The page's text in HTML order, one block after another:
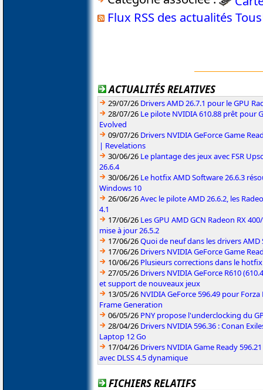
Flux RSS des actualités
ACTUALITÉS RELATIVES
29/07/26 Drivers AMD 26.7.1 pour le GPU
28/07/26 Le pilote NVIDIA 610.88 prêt pour
Evolved
09/07/26 Drivers NVIDIA GeForce Game
| Revelations
30/06/26 Le plantage des jeux avec FSR
26.6.4
30/06/26 Le hotfix AMD Software 26.6.3
Windows 10
26/06/26Avec le pilote AMD 26.6.2, les
4.1
17/06/26 Les GPU AMD GCN Radeon RX
mise à jour 26.5.2
17/06/26Quoi de neuf dans les drivers AMD
17/06/26 Drivers NVIDIA GeForce Game
10/06/26 Plusieurs corrections dans le hotfix
27/05/26 Drivers NVIDIA GeForce R610
et support de nouveaux jeux
13/05/26 NVIDIA GeForce 596.49 pour
Frame Generation
06/05/26 PNY propose l'underclocking du
28/04/26 Drivers NVIDIA 596.36 : Conan
Laptop 12 Go
17/04/26 Drivers NVIDIA Game Ready
avec DLSS 4.5 dynamique
FICHIERS RELATIFS